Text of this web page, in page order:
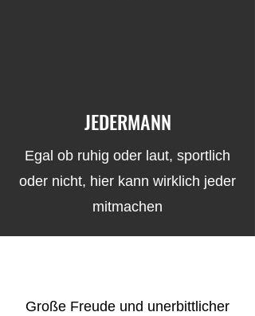
JEDERMANN
Egal ob ruhig oder laut, sportlich
oder nicht, hier kann wirklich jeder
mitmachen
Große Freude und unerbittlicher